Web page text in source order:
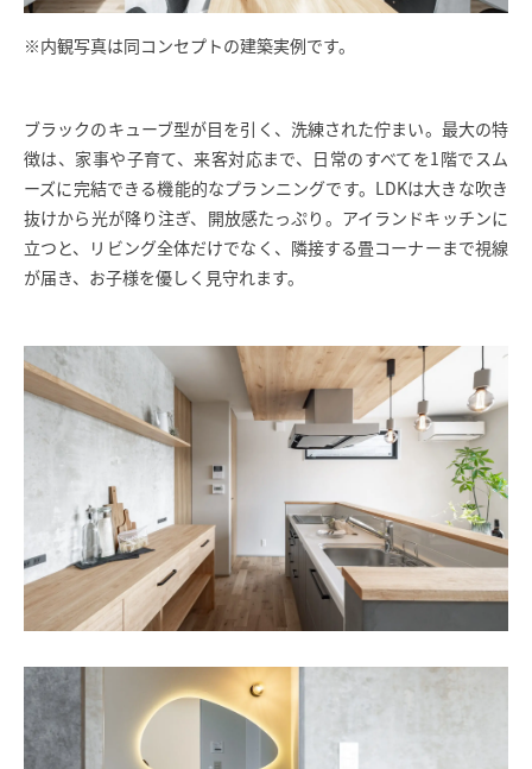
※内観写真は同コンセプトの建築実例です。
ブラックのキューブ型が目を引く、洗練された佇まい。最大の特
徴は、家事や子育て、来客対応まで、日常のすべてを1階でスム
ーズに完結できる機能的なプランニングです。LDKは大きな吹き
抜けから光が降り注ぎ、開放感たっぷり。アイランドキッチンに
立つと、リビング全体だけでなく、隣接する畳コーナーまで視線
が届き、お子様を優しく見守れます。